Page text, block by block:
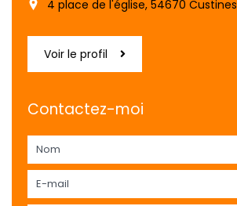
4 place de l'église, 54670 Custines
Voir le profil
Contactez-moi